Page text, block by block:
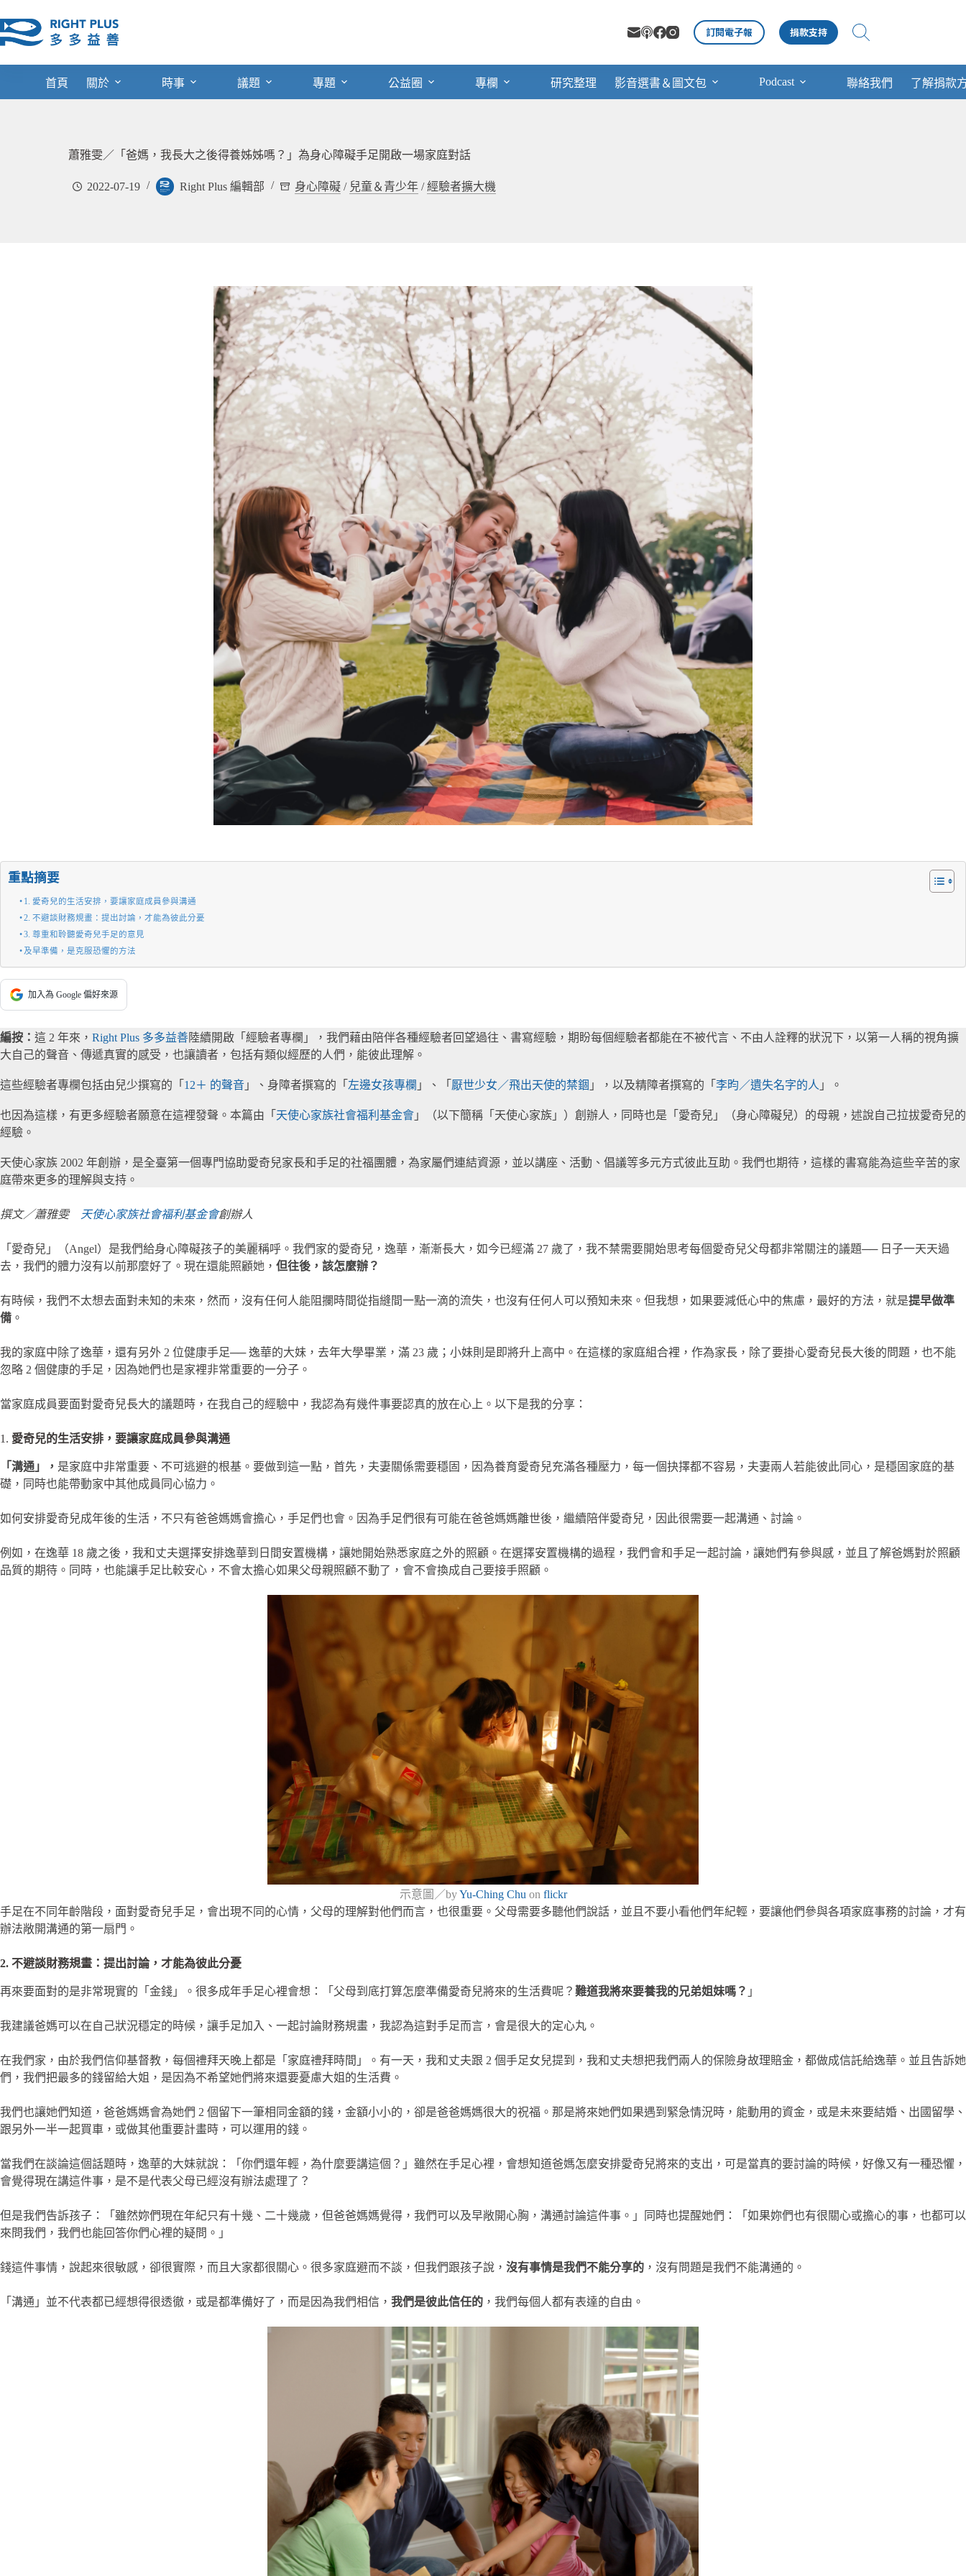
至
主
訂閱電子報 捐款支持
首頁 關於 時事 議題 專題 公益圈 專欄 研究整理 影音選書＆圖文包 Podcast 聯絡我們 了解捐款
蕭雅雯／「爸媽，我長大之後得養姊姊嗎？」為身心障礙手足開啟一場家庭對話
2022-07-19 Right Plus 編輯部 身心障礙/ 兒童＆青少年/經驗者擴大機
重點摘要
1. 愛奇兒的生活安排，要讓家庭成員參與溝通
2. 不避談財務規畫：提出討論，才能為彼此分憂
3. 尊重和聆聽愛奇兒手足的意見
及早準備，是克服恐懼的方法
加入為 Google 偏好來源
編按： 這 2 年來， Right Plus 多多益善陸續開啟「經驗者專欄」，我們藉由陪伴各種經驗者回望過往、書寫經驗，期盼每個經驗者都能在不被代言、不由人詮釋的狀況下，以第一人稱的視角擴
大自己的聲音、傳遞真實的感受，也讓讀者，包括有類似經歷的人們，能彼此理解。
這些經驗者專欄包括由兒少撰寫的「 12＋ 的聲音 」、身障者撰寫的「 左邊女孩專欄 」、「 厭世少女／飛出天使的禁錮 」，以及精障者撰寫的「 李昀／遺失名字的人 」。
也因為這樣，有更多經驗者願意在這裡發聲。本篇由「 天使心家族社會福利基金會 」（以下簡稱「天使心家族」）創辦人，同時也是「愛奇兒」（身心障礙兒）的母親，述說自己拉拔愛奇兒的
經驗。
天使心家族 2002 年創辦，是全臺第一個專門協助愛奇兒家長和手足的社福團體，為家屬們連結資源，並以講座、活動、倡議等多元方式彼此互助。我們也期待，這樣的書寫能為這些辛苦的家
庭帶來更多的理解與支持。
撰文／蕭雅雯 天使心家族社會福利基金會創辦人
「愛奇兒」（Angel）是我們給身心障礙孩子的美麗稱呼。我們家的愛奇兒，逸華，漸漸長大，如今已經滿 27 歲了，我不禁需要開始思考每個愛奇兒父母都非常關注的議題── 日子一天天過
去，我們的體力沒有以前那麼好了。現在還能照顧她， 但往後，該怎麼辦？
有時候，我們不太想去面對未知的未來，然而，沒有任何人能阻攔時間從指縫間一點一滴的流失，也沒有任何人可以預知未來。但我想，如果要減低心中的焦慮，最好的方法，就是提早做準
備 。
我的家庭中除了逸華，還有另外 2 位健康手足── 逸華的大妹，去年大學畢業，滿 23 歲；小妹則是即將升上高中。在這樣的家庭組合裡，作為家長，除了要掛心愛奇兒長大後的問題，也不能
忽略 2 個健康的手足，因為她們也是家裡非常重要的一分子。
當家庭成員要面對愛奇兒長大的議題時，在我自己的經驗中，我認為有幾件事要認真的放在心上。以下是我的分享：
1. 愛奇兒的生活安排，要讓家庭成員參與溝通
「溝通」， 是家庭中非常重要、不可逃避的根基。要做到這一點，首先，夫妻關係需要穩固，因為養育愛奇兒充滿各種壓力，每一個抉擇都不容易，夫妻兩人若能彼此同心，是穩固家庭的基
礎，同時也能帶動家中其他成員同心協力。
如何安排愛奇兒成年後的生活，不只有爸爸媽媽會擔心，手足們也會。因為手足們很有可能在爸爸媽媽離世後，繼續陪伴愛奇兒，因此很需要一起溝通、討論。
例如，在逸華 18 歲之後，我和丈夫選擇安排逸華到日間安置機構，讓她開始熟悉家庭之外的照顧。在選擇安置機構的過程，我們會和手足一起討論，讓她們有參與感，並且了解爸媽對於照顧
品質的期待。同時，也能讓手足比較安心，不會太擔心如果父母親照顧不動了，會不會換成自己要接手照顧。
示意圖／byYu-Ching Chu on flickr
手足在不同年齡階段，面對愛奇兒手足，會出現不同的心情，父母的理解對他們而言，也很重要。父母需要多聽他們說話，並且不要小看他們年紀輕，要讓他們參與各項家庭事務的討論，才有
辦法敞開溝通的第一扇門。
2. 不避談財務規畫：提出討論，才能為彼此分憂
再來要面對的是非常現實的「金錢」。很多成年手足心裡會想：「父母到底打算怎麼準備愛奇兒將來的生活費呢？ 難道我將來要養我的兄弟姐妹嗎？ 」
我建議爸媽可以在自己狀況穩定的時候，讓手足加入、一起討論財務規畫，我認為這對手足而言，會是很大的定心丸。
在我們家，由於我們信仰基督教，每個禮拜天晚上都是「家庭禮拜時間」。有一天，我和丈夫跟 2 個手足女兒提到，我和丈夫想把我們兩人的保險身故理賠金，都做成信託給逸華。並且告訴她
們，我們把最多的錢留給大姐，是因為不希望她們將來還要憂慮大姐的生活費。
我們也讓她們知道，爸爸媽媽會為她們 2 個留下一筆相同金額的錢，金額小小的，卻是爸爸媽媽很大的祝福。那是將來她們如果遇到緊急情況時，能動用的資金，或是未來要結婚、出國留學、
跟另外一半一起買車，或做其他重要計畫時，可以運用的錢。
當我們在談論這個話題時，逸華的大妹就說：「你們還年輕，為什麼要講這個？」雖然在手足心裡，會想知道爸媽怎麼安排愛奇兒將來的支出，可是當真的要討論的時候，好像又有一種恐懼，
會覺得現在講這件事，是不是代表父母已經沒有辦法處理了？
但是我們告訴孩子：「雖然妳們現在年紀只有十幾、二十幾歲，但爸爸媽媽覺得，我們可以及早敞開心胸，溝通討論這件事。」同時也提醒她們：「如果妳們也有很關心或擔心的事，也都可以
來問我們，我們也能回答你們心裡的疑問。」
錢這件事情，說起來很敏感，卻很實際，而且大家都很關心。很多家庭避而不談，但我們跟孩子說， 沒有事情是我們不能分享的 ，沒有問題是我們不能溝通的。
「溝通」並不代表都已經想得很透徹，或是都準備好了，而是因為我們相信， 我們是彼此信任的 ，我們每個人都有表達的自由。